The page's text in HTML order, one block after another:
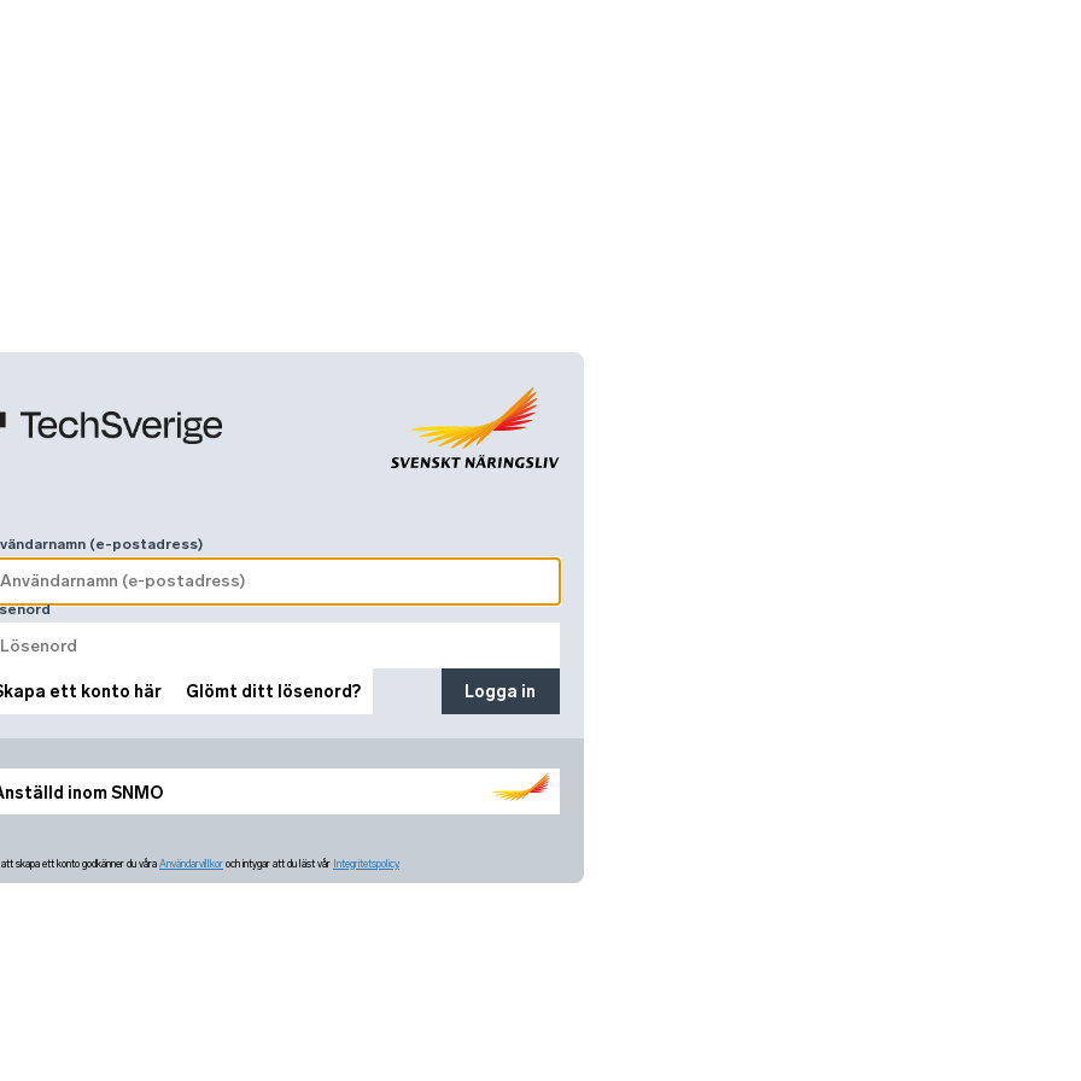
inom SNMO
(e-postadress)
ett konto här Glömt ditt lösenord? Logga in
skapa ett konto godkänner du våra Användarvillkor och intygar att du läst vår Integritetspolicy.